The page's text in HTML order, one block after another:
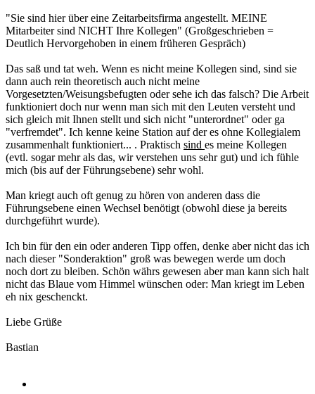
"Sie sind hier über eine Zeitarbeitsfirma angestellt. MEINE
Mitarbeiter sind NICHT Ihre Kollegen" (Großgeschrieben =
Deutlich Hervorgehoben in einem früheren Gespräch)
Das saß und tat weh. Wenn es nicht meine Kollegen sind, sind sie
dann auch rein theoretisch auch nicht meine
Vorgesetzten/Weisungsbefugten oder sehe ich das falsch? Die Arbeit
funktioniert doch nur wenn man sich mit den Leuten versteht und
sich gleich mit Ihnen stellt und sich nicht "unterordnet" oder ga
"verfremdet". Ich kenne keine Station auf der es ohne Kollegialem
zusammenhalt funktioniert... . Praktisch sind es meine Kollegen
(evtl. sogar mehr als das, wir verstehen uns sehr gut) und ich fühle
mich (bis auf der Führungsebene) sehr wohl.
Man kriegt auch oft genug zu hören von anderen dass die
Führungsebene einen Wechsel benötigt (obwohl diese ja bereits
durchgeführt wurde).
Ich bin für den ein oder anderen Tipp offen, denke aber nicht das ich
nach dieser "Sonderaktion" groß was bewegen werde um doch
noch dort zu bleiben. Schön währs gewesen aber man kann sich halt
nicht das Blaue vom Himmel wünschen oder: Man kriegt im Leben
eh nix geschenckt.
Liebe Grüße
Bastian